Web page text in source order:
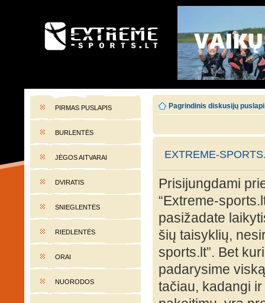
EXTREME-SPORTS.LT
PIRMAS PUSLAPIS
BURLENTĖS
JĖGOS AITVARAI
DVIRATIS
SNIEGLENTĖS
RIEDLENTĖS
ORAI
NUORODOS
Pagrindinis diskusijų
EXTREME-
Prisijungdami
“Extreme-
pasižadate
šių taisyklių,
sports.lt”. Bet
padarysime
tačiau, kadangi